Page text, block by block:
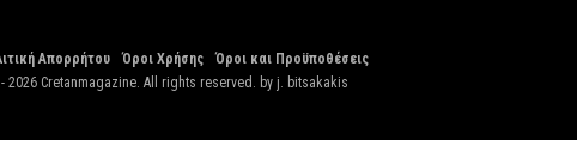
Απορρήτου Όροι Χρήσης
Όροι και Προϋποθέσεις
2026 Cretanmagazine. All rights reserved. by j. bitsakakis